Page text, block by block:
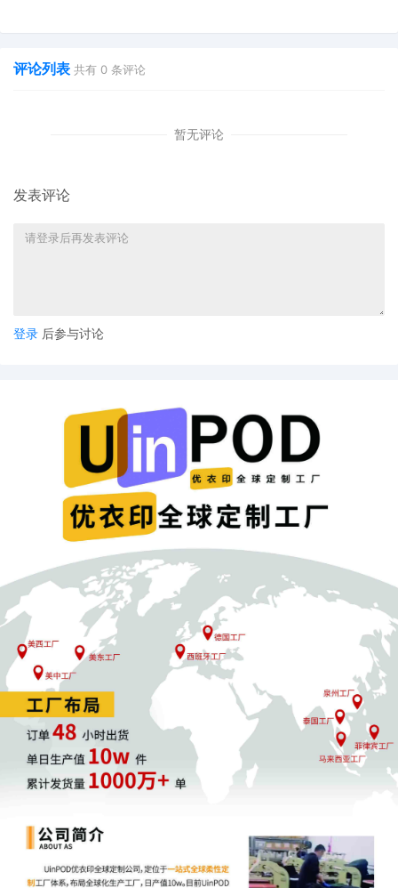
效吸引环保意识客群，实现成本与销量的双重收益。
3. 利用POD技术实现“预售+动态库存”，减少滞销风险
POD品牌在TikTok发起“投票定制”活动，仅对票
在产品页面增加
“物流溯源”功能，展示商品从中国生产到美国送达的
减少了客户对运价上涨的抵触情绪。
在生产端，与中国本土柔性供应链合作，采用“分布式生产”模式，将
部分订单分配至东南亚或墨西哥工厂，有效规避单一航线依赖带来
在物流端，建立“海外仓前置+国内直发”的混合模式，将高销量产品
预置至美国海外仓，长尾产品保留中国直发，实现成本与时效的最
佳平衡。
中美海运新规既是挑战，也是行业升级的催化剂。它迫使企业从简
单的价格竞争转向真正的价值创造。那些能够将成本压力转化为创
新动力，通过情感化设计、本土化运营与供应链韧性建设的企业，
不仅能够度过眼前的困难，更将在变局中建立起真正的品牌护城
正如古语所云：“舟轻不觉浪，策准可驭风”。在贸易政策的波澜中，
越周期的智慧所在。
评论列表 共有 0 条评论
暂无评论
发表评论
登录 后参与讨论